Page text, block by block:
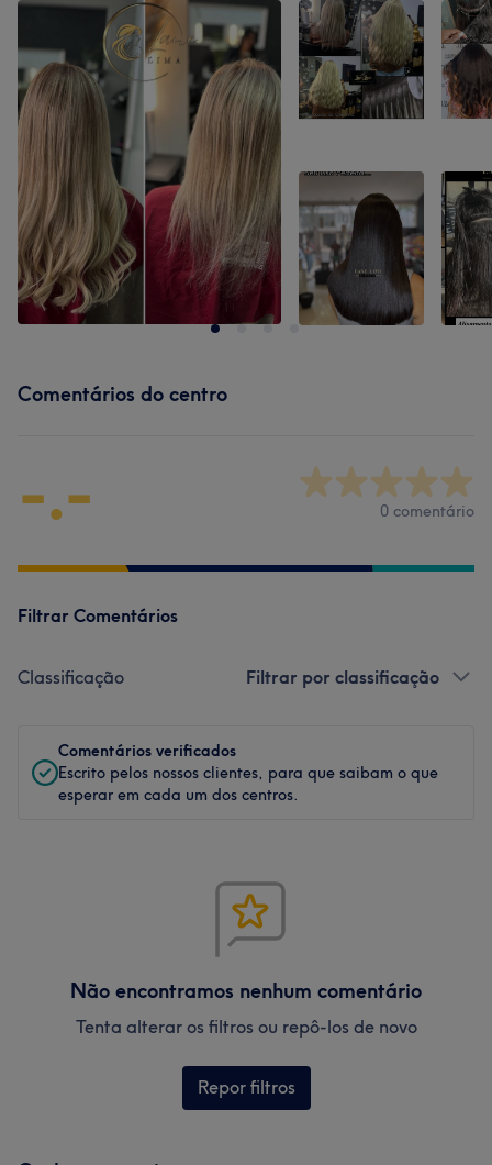
Comentários do centro
-.- 0 comentário
Filtrar Comentários
Classificação Filtrar por classificação
Comentários verificados
Escrito pelos nossos clientes, para que saibam o que
esperar em cada um dos centros.
Não encontramos nenhum comentário
Tenta alterar os filtros ou repô-los de novo
Repor filtros